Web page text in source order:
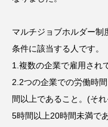
マルチジョブホルダー制
条件に該当する人です。
1.複数の企業で雇用され
2.2つの企業での労働時
間以上であること。(そ
5時間以上20時間未満で